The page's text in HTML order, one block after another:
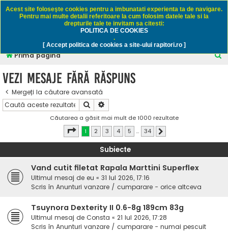
Rapitori.ro - Pescuit sportiv
Prima pagină
C
Vezi mesaje fără răspuns
Mergeți la căutare avansată
Căutare
Căutarea a găsit mai mult de 1000 rezultate
Pagina
din 34
1 2 3 4 5 … 34
Subiecte
Vand cutit filetat Rapala Marttini Superflex
Ultimul mesaj de eu « 31 Iul 2026, 17:16
Scris în Anunturi vanzare / cumparare - orice altceva
Tsuynora Dexterity II 0.6-8g 189cm 83g
Ultimul mesaj de Consta « 21 Iul 2026, 17:28
Scris în Anunturi vanzare / cumparare - numai pescuit
Acest site foloseşte cookies pentru a imbunatati experienta ta de navigare.
Pentru mai multe detalii referitoare la cum folosim datele tale si la
drepturile tale te invitam sa citesti:
POLITICA DE COOKIES
.
[ Accept politica de cookies a site-ului rapitori.ro ]